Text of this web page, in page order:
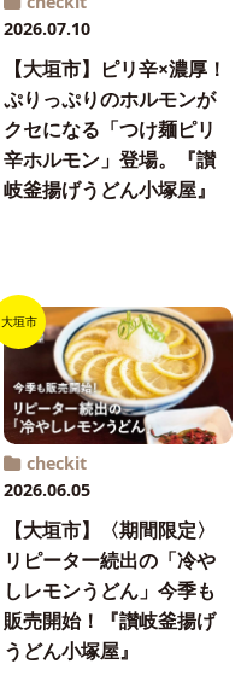
2026.07.10
【大垣市】ピリ辛×濃厚！
ぷりっぷりのホルモンが
クセになる「つけ麺ピリ
辛ホルモン」登場。『讃
岐釜揚げうどん小塚屋』
大垣市
checkit
2026.06.05
【大垣市】〈期間限定〉
リピーター続出の「冷や
しレモンうどん」今季も
販売開始！『讃岐釜揚げ
うどん小塚屋』